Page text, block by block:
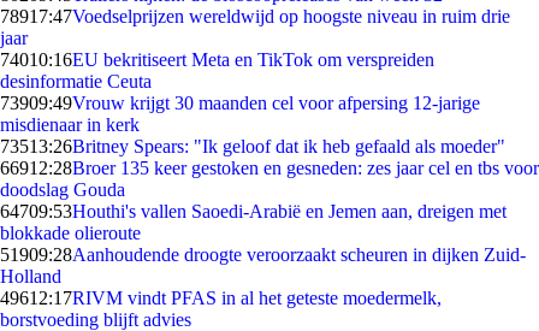
78917:47Voedselprijzen wereldwijd op hoogste niveau in ruim drie
jaar
74010:16EU bekritiseert Meta en TikTok om verspreiden
desinformatie Ceuta
73909:49Vrouw krijgt 30 maanden cel voor afpersing 12-jarige
misdienaar in kerk
73513:26Britney Spears: "Ik geloof dat ik heb gefaald als moeder"
66912:28Broer 135 keer gestoken en gesneden: zes jaar cel en tbs voor
doodslag Gouda
64709:53Houthi's vallen Saoedi-Arabië en Jemen aan, dreigen met
blokkade olieroute
51909:28Aanhoudende droogte veroorzaakt scheuren in dijken Zuid-
Holland
49612:17RIVM vindt PFAS in al het geteste moedermelk,
borstvoeding blijft advies